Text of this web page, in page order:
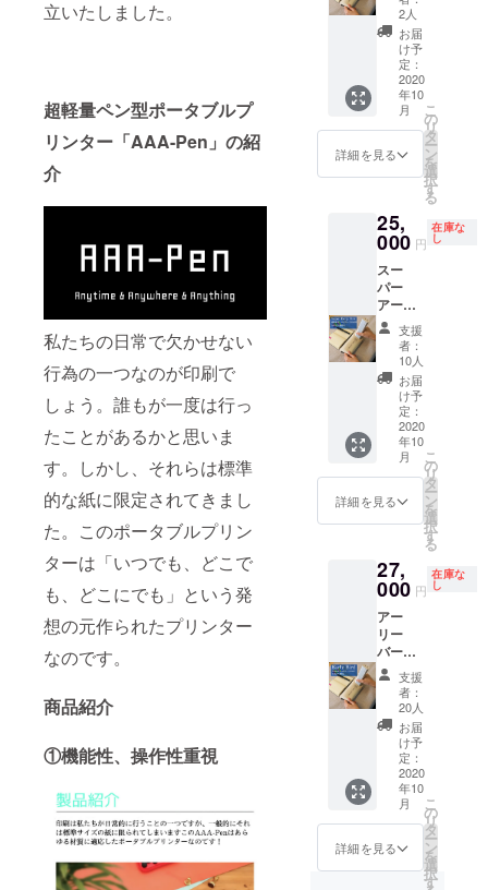
立いたしました。
超軽量ペン型ポータブルプ
リンター「AAA-Pen」の紹
介
私たちの日常で欠かせない
行為の一つなのが印刷で
しょう。誰もが一度は行っ
たことがあるかと思いま
す。しかし、それらは標準
的な紙に限定されてきまし
た。このポータブルプリン
ターは「いつでも、どこで
も、どこにでも」という発
想の元作られたプリンター
なのです。
商品紹介
①機能性、操作性重視
します。
Twitter→@Ic
eFungs_Off
インスタグ
ラム
→icefungs_o
fficial
インスタグ
ワー500人突
破！！！あ
りがとうご
ざいます！
33000
円
→3000
0円 送
料込み
（全
国：離
島除
く）
2人
お届
け予
定：
2020
年10
月
詳細を見る
こ
の
リ
タ
ー
ン
を
選
択
す
る
25,
000 円
在庫な
し
スー
パー
アー
リー
バード
先着10
名様限
定！ 通
常販売
予定価
33000
円
→2500
0円 送
国：離
島除
く）
支援
者：
10人
お届
け予
定：
2020
年10
月
詳細を見る
こ
の
リ
タ
ー
ン
を
選
択
す
る
27,
000 円
在庫な
し
アー
リー
バード
先着20
名様限
定 通常
販売予
定価格
33000
→2700
0円 送
料込み
（全
国：離
支援
者：
20人
お届
け予
定：
2020
年10
月
詳細を見る
こ
の
リ
タ
ー
ン
を
選
択
す